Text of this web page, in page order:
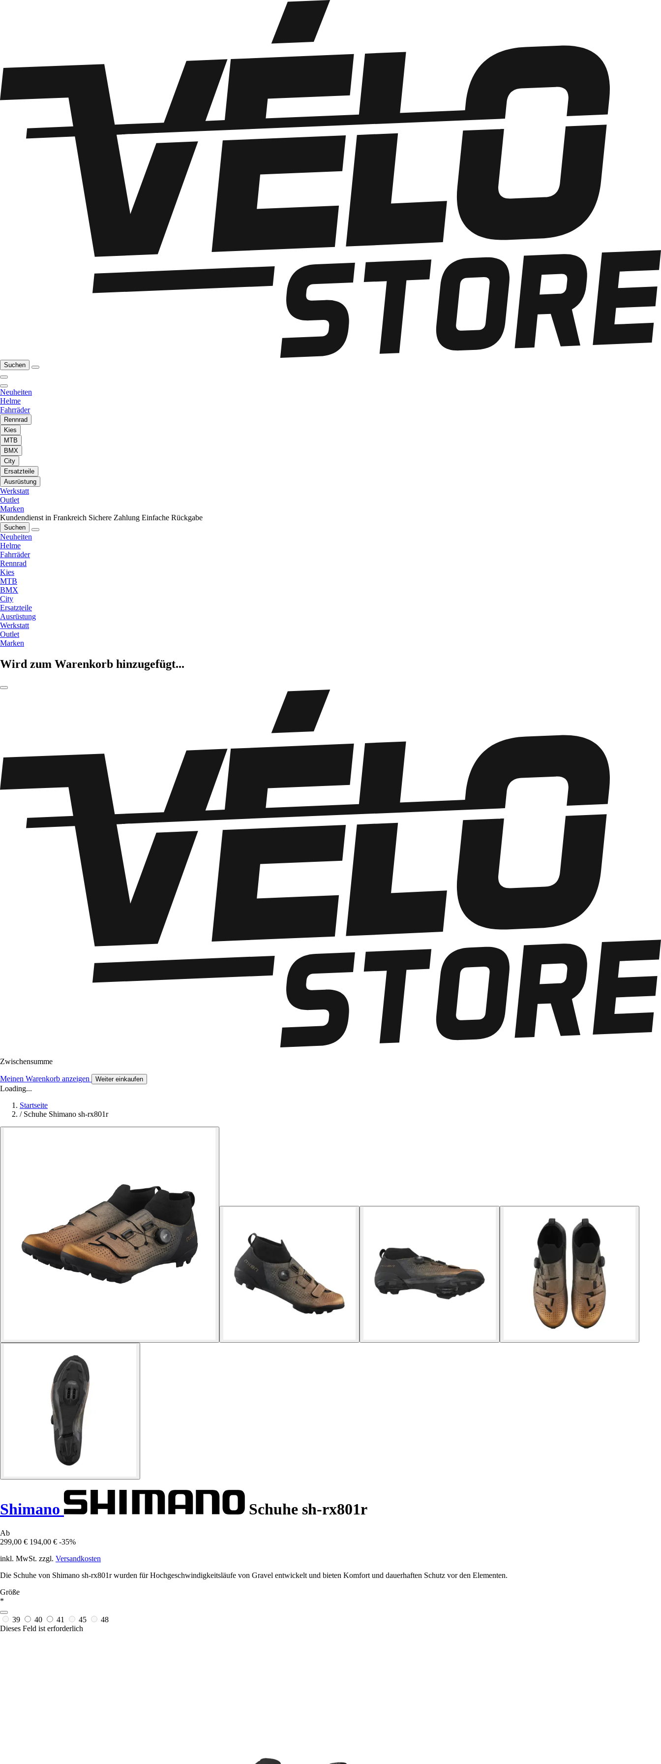
Suchen
Neuheiten
Helme
Fahrräder
Rennrad
Kies
MTB
BMX
City
Ersatzteile
Ausrüstung
Werkstatt
Outlet
Marken
Kundendienst in Frankreich Sichere Zahlung Einfache Rückgabe
Suchen
Neuheiten
Helme
Fahrräder
Rennrad
Kies
MTB
BMX
City
Ersatzteile
Ausrüstung
Werkstatt
Outlet
Marken
Wird zum Warenkorb hinzugefügt...
Zwischensumme
Meinen Warenkorb anzeigen Weiter einkaufen
Loading...
Startseite
/ Schuhe Shimano sh-rx801r
Shimano Schuhe sh-rx801r
Ab
299,00 € 194,00 € -35%
inkl. MwSt. zzgl. Versandkosten
Die Schuhe von Shimano sh-rx801r wurden für Hochgeschwindigkeitsläufe von Gravel entwickelt und bieten Komfort und dauerhaften Schutz vor den Elementen.
Größe
*
39 40 41 45
48
Dieses Feld ist erforderlich